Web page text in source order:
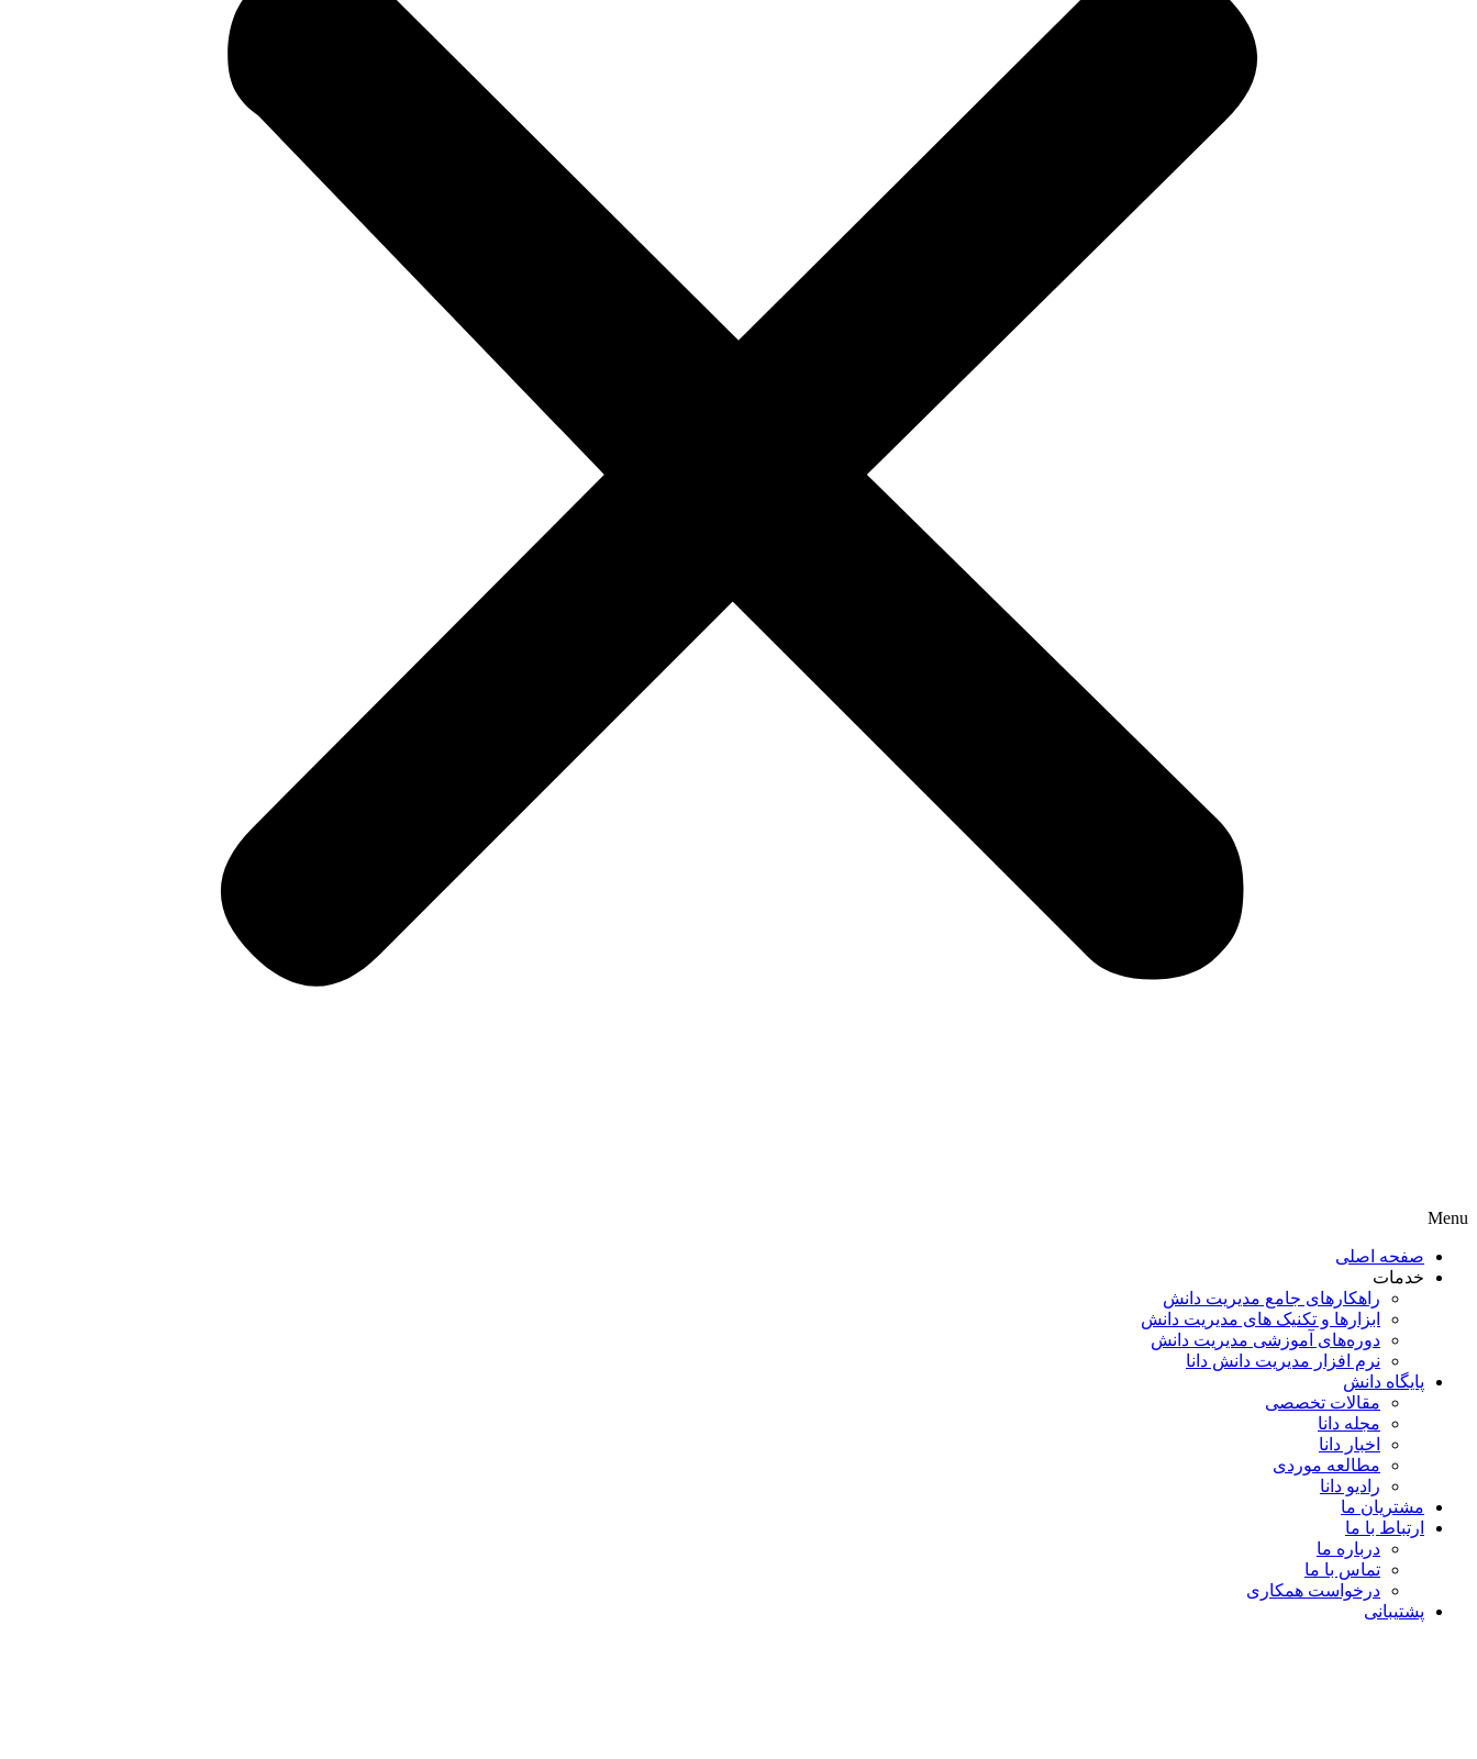
Menu
صفحه اصلی
خدمات
راهکارهای جامع مدیریت دانش
ابزارها و تکنیک‌ های مدیریت دانش
دوره‌های آموزشی مدیریت دانش
نرم افزار مدیریت دانش دانا
پایگاه دانش
مقالات تخصصی
مجله دانا
اخبار دانا
مطالعه موردی
رادیو دانا
مشتریان ما
ارتباط با ما
درباره ما
تماس با ما
درخواست همکاری
پشتیبانی